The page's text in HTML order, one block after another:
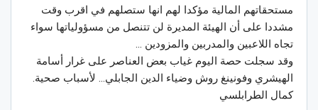
مستحقاتهم المالية مؤكدا لهم انها ستصلهم في اقرب وقت
مشددا على أن الهيئة المديرة لن تتنصل من مسؤولياتها سواء
تجاه اللاعبين والمدربين والمزودين …
وقد سجلت حصة اليوم غياب بعض العناصر على غرار أسامة
الهيشري وفونينغ روش وضياء الدين الجابلي… لأسباب صحية.
كمال الطرابلسي